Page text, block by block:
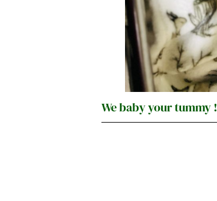
We baby your tummy !